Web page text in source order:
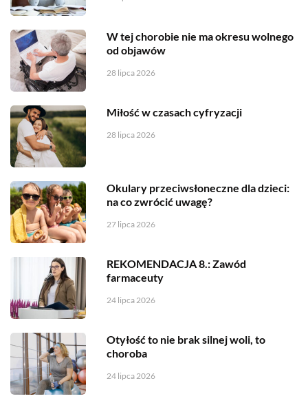
W tej chorobie nie ma okresu wolnego
od objawów
28 lipca 2026
Miłość w czasach cyfryzacji
28 lipca 2026
Okulary przeciwsłoneczne dla dzieci:
na co zwrócić uwagę?
27 lipca 2026
REKOMENDACJA 8.: Zawód
farmaceuty
24 lipca 2026
Otyłość to nie brak silnej woli, to
choroba
24 lipca 2026